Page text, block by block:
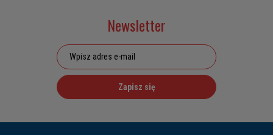
Newsletter
Zapisz się